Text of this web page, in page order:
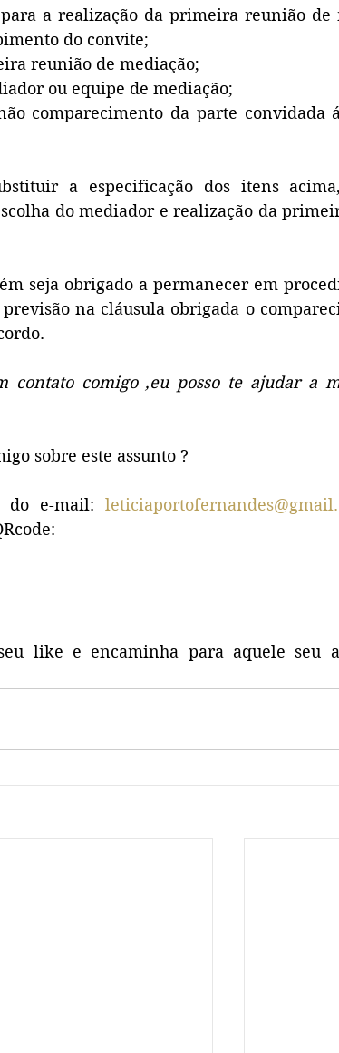
a realização da primeira reunião de
do convite;
reunião de mediação;
ou equipe de mediação;
comparecimento da parte convidada
a especificação dos itens
do mediador e realização da
seja obrigado a permanecer em
na cláusula obrigada o
contato comigo ,eu posso te ajudar a
sobre este assunto ?
do e-mail:
like e encaminha para aquele seu